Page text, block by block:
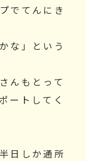
でてんにき
な」という
んもとって
ートしてく
日しか通所